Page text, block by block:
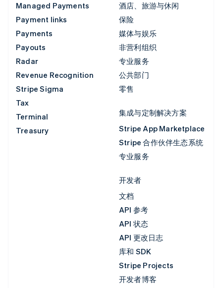
Managed Payments
Payment links
Payments
Payouts
Radar
Revenue Recognition
Stripe Sigma
Tax
Terminal
Treasury
酒店、旅游与休闲
保险
媒体与娱乐
非营利组织
专业服务
公共部门
零售
集成与定制解决方案
Stripe App Marketplace
Stripe 合作伙伴生态系统
专业服务
开发者
文档
API 参考
API 状态
API 更改日志
库和 SDK
Stripe Projects
开发者博客